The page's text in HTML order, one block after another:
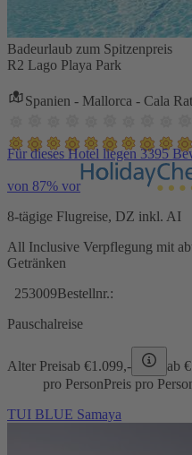
Badeurlaub zum Spitzenpreis
R2 Lago Playa Park
Spanien - Mallorca - Cala
Für dieses Hotel liegen 3395
von 87% vor
8-tägige Flugreise, DZ inkl. AI
All Inclusive Verpflegung mit
Getränken
253009Bestellnr.:
Pauschalreise
Alter Preisab €1.099,- ab €
pro PersonPreis pro
TUI BLUE Samaya